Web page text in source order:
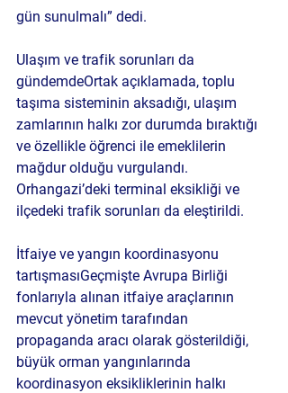
gün sunulmalı” dedi.
Ulaşım ve trafik sorunları da
gündemdeOrtak açıklamada, toplu
taşıma sisteminin aksadığı, ulaşım
zamlarının halkı zor durumda bıraktığı
ve özellikle öğrenci ile emeklilerin
mağdur olduğu vurgulandı.
Orhangazi’deki terminal eksikliği ve
ilçedeki trafik sorunları da eleştirildi.
İtfaiye ve yangın koordinasyonu
tartışmasıGeçmişte Avrupa Birliği
fonlarıyla alınan itfaiye araçlarının
mevcut yönetim tarafından
propaganda aracı olarak gösterildiği,
büyük orman yangınlarında
koordinasyon eksikliklerinin halkı